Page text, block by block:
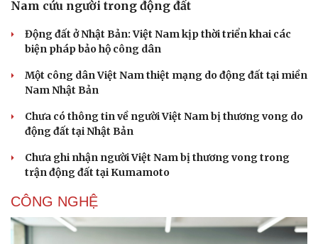
Nam cứu người trong động đất
Động đất ở Nhật Bản: Việt Nam kịp thời triển khai các
biện pháp bảo hộ công dân
Một công dân Việt Nam thiệt mạng do động đất tại miền
Nam Nhật Bản
Chưa có thông tin về người Việt Nam bị thương vong do
động đất tại Nhật Bản
Chưa ghi nhận người Việt Nam bị thương vong trong
trận động đất tại Kumamoto
CÔNG NGHỆ